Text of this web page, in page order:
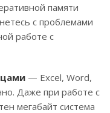
памяти
с проблемами
работе с
— Excel, Word,
Даже при работе с
мегабайт система